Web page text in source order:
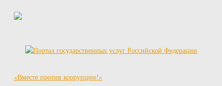
«Вместе против коррупции!»